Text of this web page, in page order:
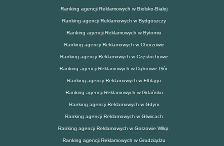
Ranking agencji Reklamowych w Bielsko-Białej
Ranking agencji Reklamowych w Bydgoszczy
Ranking agencji Reklamowych w Bytomiu
Ranking agencji Reklamowych w Chorzowie
Ranking agencji Reklamowych w Częstochowie
Ranking agencji Reklamowych w Dąbrowie Gór.
Ranking agencji Reklamowych w Elblągu
Ranking agencji Reklamowych w Gdańsku
Ranking agencji Reklamowych w Gdyni
Ranking agencji Reklamowych w Gliwicach
Ranking agencji Reklamowych w Gorzowie Wlkp.
Ranking agencji Reklamowych w Grudziądzu